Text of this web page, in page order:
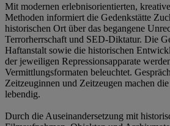
Mit modernen erlebnisorientierten,
Methoden informiert die Gedenkstätte
historischen Ort über das begangene
Terrorherrschaft und SED-Diktatur. Die
Haftanstalt sowie die historischen
der jeweiligen Repressionsapparate
Vermittlungsformaten beleuchtet.
Zeitzeuginnen und Zeitzeugen machen
lebendig.
Durch die Auseinandersetzung mit